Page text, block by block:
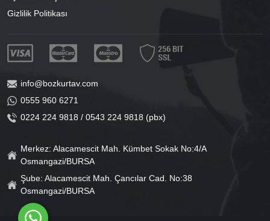
Gizlilik Politikası
info@bozkurtav.com
0555 960 6271
0224 224 9818 / 0543 224 9818 (pbx)
Merkez: Alacamescit Mah. Kümbet Sokak No:4/A
Osmangazi/BURSA
Şube: Alacamescit Mah. Çancılar Cad. No:38
Osmangazi/BURSA